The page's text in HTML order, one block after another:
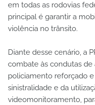
em todas as rodovias
principal é garantir a
violência no trânsito.
Diante desse cenário, a
combate às condutas de
policiamento reforçado
sinistralidade e da
videomonitoramento,